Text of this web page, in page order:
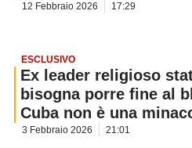
12 Febbraio 2026 17:29
ESCLUSIVO
Ex leader religioso
bisogna porre fine al
Cuba non è una
3 Febbraio 2026 21:01